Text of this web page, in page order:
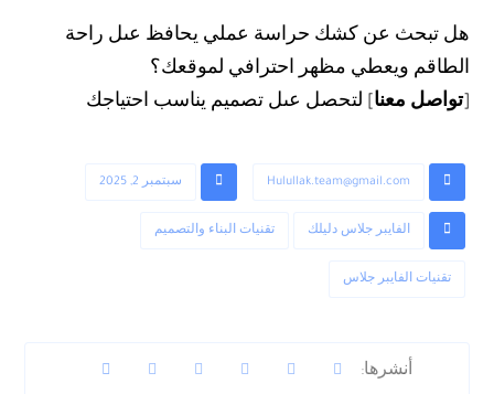
هل تبحث عن كشك حراسة عملي يحافظ عىل راحة
الطاقم ويعطي مظهر احترافي لموقعك؟
[تواصل معنا] لتحصل عىل تصميم يناسب احتياجك
Hulullak.team@gmail.com سبتمبر 2, 2025
الفايبر جلاس دليلك تقنيات البناء والتصميم
تقنيات الفايبر جلاس